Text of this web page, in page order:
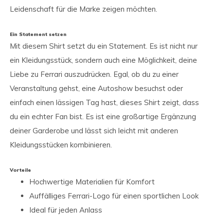
Leidenschaft für die Marke zeigen möchten.
Ein Statement setzen
Mit diesem Shirt setzt du ein Statement. Es ist nicht nur
ein Kleidungsstück, sondern auch eine Möglichkeit, deine
Liebe zu Ferrari auszudrücken. Egal, ob du zu einer
Veranstaltung gehst, eine Autoshow besuchst oder
einfach einen lässigen Tag hast, dieses Shirt zeigt, dass
du ein echter Fan bist. Es ist eine großartige Ergänzung
deiner Garderobe und lässt sich leicht mit anderen
Kleidungsstücken kombinieren.
Vorteile
Hochwertige Materialien für Komfort
Auffälliges Ferrari-Logo für einen sportlichen Look
Ideal für jeden Anlass